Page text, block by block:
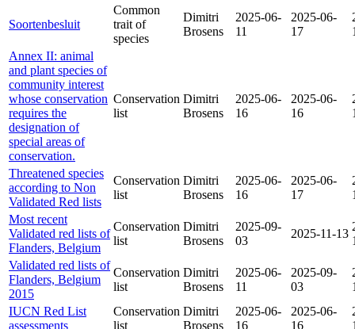
Soortenbesluit
Common
trait of
species
Dimitri
Brosens
2025-06-
11
2025-06-
17
Annex II: animal
and plant species of
community interest
whose conservation
requires the
designation of
special areas of
conservation.
Conservation
list
Dimitri
Brosens
2025-06-
16
2025-06-
16
Threatened species
according to Non
Validated Red lists
Conservation
list
Dimitri
Brosens
2025-06-
16
2025-06-
17
Most recent
Validated red lists of
Flanders, Belgium
Conservation
list
Dimitri
Brosens
2025-09-
03
2025-11-13
Validated red lists of
Flanders, Belgium
2015
Conservation
list
Dimitri
Brosens
2025-06-
11
2025-09-
03
IUCN Red List
assessments
Conservation
list
Dimitri
Brosens
2025-06-
16
2025-06-
16